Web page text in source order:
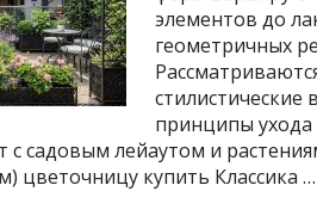
элементов до
геометричных
принципы ухода
с садовым лейаутом и
цветочницу купить Классика …